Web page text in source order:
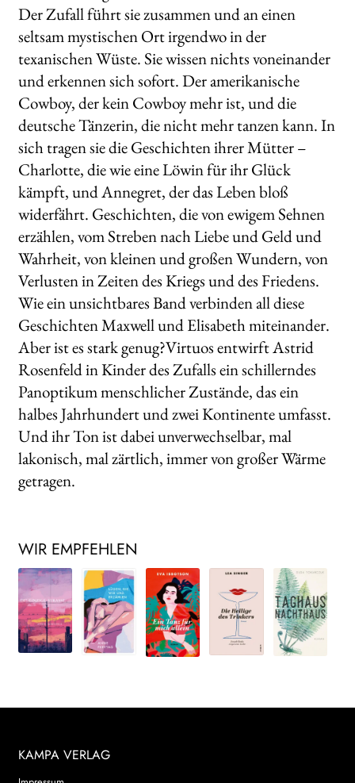
Der Zufall führt sie zusammen und an einen
seltsam mystischen Ort irgendwo in der
texanischen Wüste. Sie wissen nichts voneinander
und erkennen sich sofort. Der amerikanische
Cowboy, der kein Cowboy mehr ist, und die
deutsche Tänzerin, die nicht mehr tanzen kann. In
sich tragen sie die Geschichten ihrer Mütter –
Charlotte, die wie eine Löwin für ihr Glück
kämpft, und Annegret, der das Leben bloß
widerfährt. Geschichten, die von ewigem Sehnen
erzählen, vom Streben nach Liebe und Geld und
Wahrheit, von kleinen und großen Wundern, von
Verlusten in Zeiten des Kriegs und des Friedens.
Wie ein unsichtbares Band verbinden all diese
Geschichten Maxwell und Elisabeth miteinander.
Aber ist es stark genug?Virtuos entwirft Astrid
Rosenfeld in Kinder des Zufalls ein schillerndes
Panoptikum menschlicher Zustände, das ein
halbes Jahrhundert und zwei Kontinente umfasst.
Und ihr Ton ist dabei unverwechselbar, mal
lakonisch, mal zärtlich, immer von großer Wärme
getragen.
WIR EMPFEHLEN
KAMPA VERLAG